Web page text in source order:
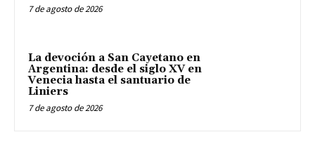
7 de agosto de 2026
La devoción a San Cayetano en
Argentina: desde el siglo XV en
Venecia hasta el santuario de
Liniers
7 de agosto de 2026